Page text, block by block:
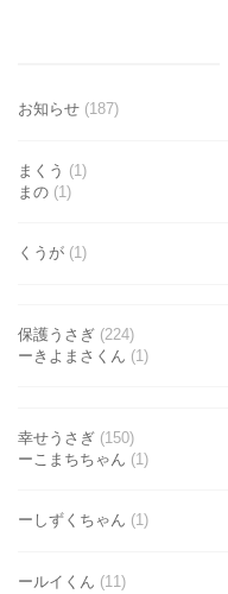
お知らせ (187)
まくう (1)
まの (1)
くうが (1)
保護うさぎ (224)
ーきよまさくん (1)
幸せうさぎ (150)
ーこまちちゃん (1)
ーしずくちゃん (1)
ールイくん (11)